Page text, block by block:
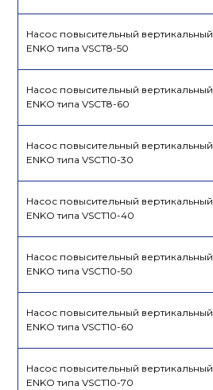
Насос повысительный вертикальный
ENKO типа VSCT8-50
Насос повысительный вертикальный
ENKO типа VSCT8-60
Насос повысительный вертикальный
ENKO типа VSCT10-30
Насос повысительный вертикальный
ENKO типа VSCT10-40
Насос повысительный вертикальный
ENKO типа VSCT10-50
Насос повысительный вертикальный
ENKO типа VSCT10-60
Насос повысительный вертикальный
ENKO типа VSCT10-70